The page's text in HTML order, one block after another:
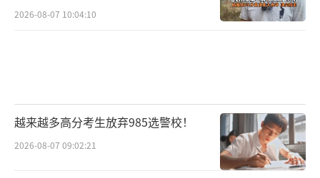
2026-08-07 10:04:10
越来越多高分考生放弃985选警校！
2026-08-07 09:02:21